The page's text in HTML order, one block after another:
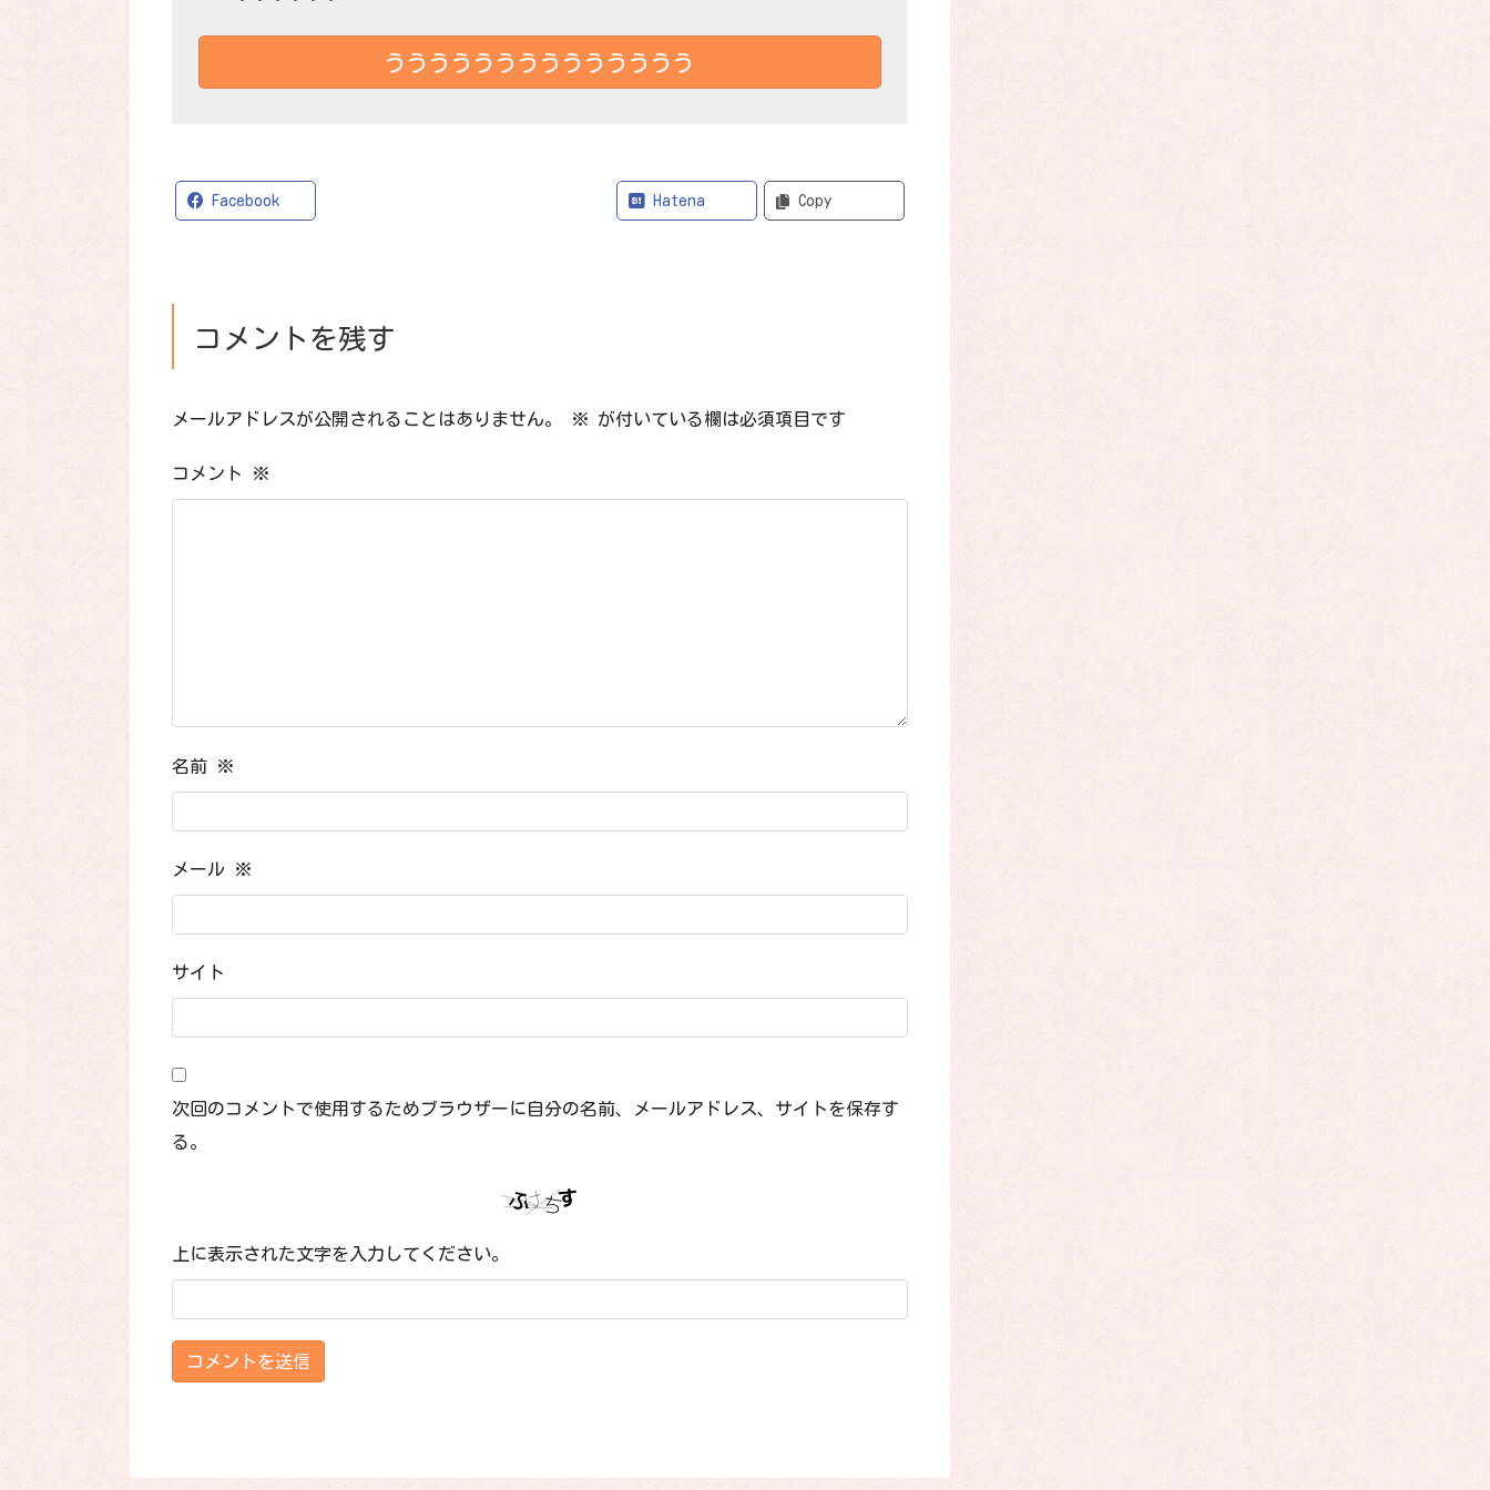
うううううううううううううう
Facebook Hatena Copy
コメントを残す
メールアドレスが公開されることはありません。 ※ が付いている欄は必須項目です
コメント ※
名前 ※
メール ※
サイト
次回のコメントで使用するためブラウザーに自分の名前、メールアドレス、サイトを保存す
る。
上に表示された文字を入力してください。